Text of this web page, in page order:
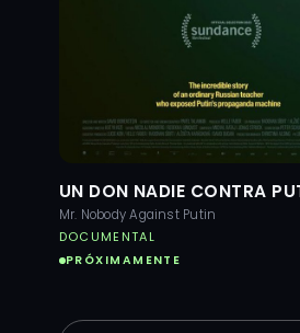
UN DON NADIE CONTRA
Mr. Nobody Against Putin
DOCUMENTAL
PRÓXIMAMENTE